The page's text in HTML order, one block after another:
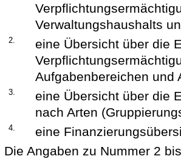
Verwaltungshaushalts
2.
eine Übersicht über die
Aufgabenbereichen und
3.
eine Übersicht über die
nach Arten
4.
eine
Die Angaben zu Nummer 2